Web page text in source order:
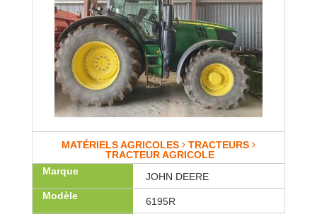
MATÉRIELS AGRICOLES
TRACTEURS
TRACTEUR AGRICOLE
Marque
JOHN DEERE
Modèle
6195R